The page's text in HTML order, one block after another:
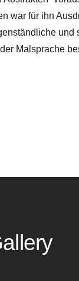
war für ihn
Malsprache